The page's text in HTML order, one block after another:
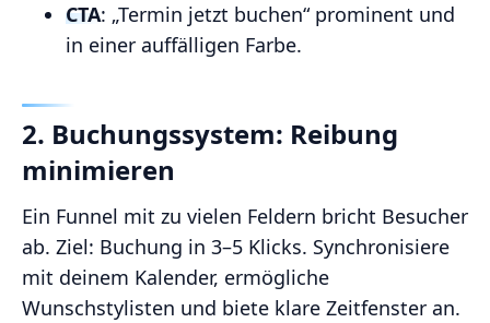
CTA: „Termin jetzt buchen“ prominent und
in einer auffälligen Farbe.
2. Buchungssystem: Reibung
minimieren
Ein Funnel mit zu vielen Feldern bricht Besucher
ab. Ziel: Buchung in 3–5 Klicks. Synchronisiere
mit deinem Kalender, ermögliche
Wunschstylisten und biete klare Zeitfenster an.